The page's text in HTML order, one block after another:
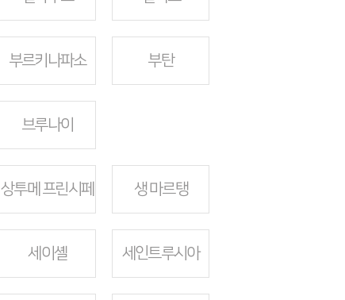
부르키나파소 부탄
브루나이
상투메 프린시페 생 마르탱
세이셸 세인트루시아